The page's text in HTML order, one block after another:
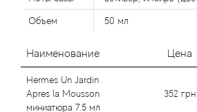
Объем 50 мл
Наименование Цена
Hermes Un Jardin
Apres la Mousson
миниатюра 7.5 мл
352 грн
American Crew
Amouage